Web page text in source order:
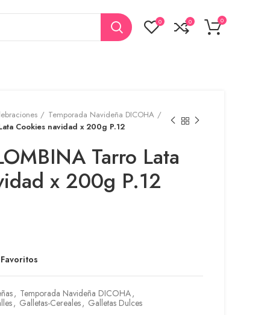
0 0 0
Temporada Navideña DICOHA
Cookies navidad x 200g P.12
Tarro Lata
x 200g P.12
, Temporada Navideña DICOHA,
, Galletas-Cereales, Galletas Dulces